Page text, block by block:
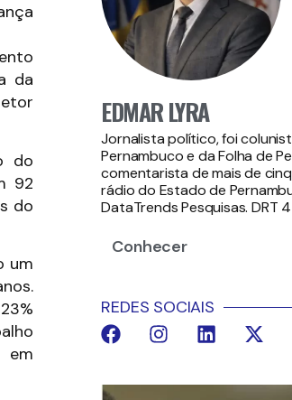
da
do
92
do
um
em
EDMAR LYRA
Jornalista político, foi
Pernambuco e da Folha de
comentarista de mais de
rádio do Estado de
DataTrends Pesquisas. DRT
Conhecer
REDES SOCIAIS